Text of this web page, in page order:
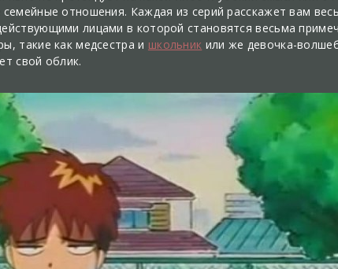
отношения. Каждая из серий расскажет вам
лицами в которой становятся весьма
такие как медсестра и школьник или же девочка-
свой облик.